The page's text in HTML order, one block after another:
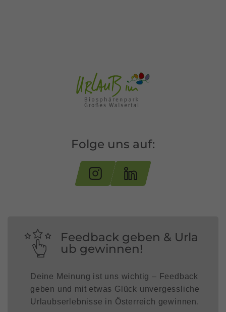
Folge uns auf:
Feedback geben & Urla
ub gewinnen!
Deine Meinung ist uns wichtig – Feedback
geben und mit etwas Glück unvergessliche
Urlaubserlebnisse in Österreich gewinnen.